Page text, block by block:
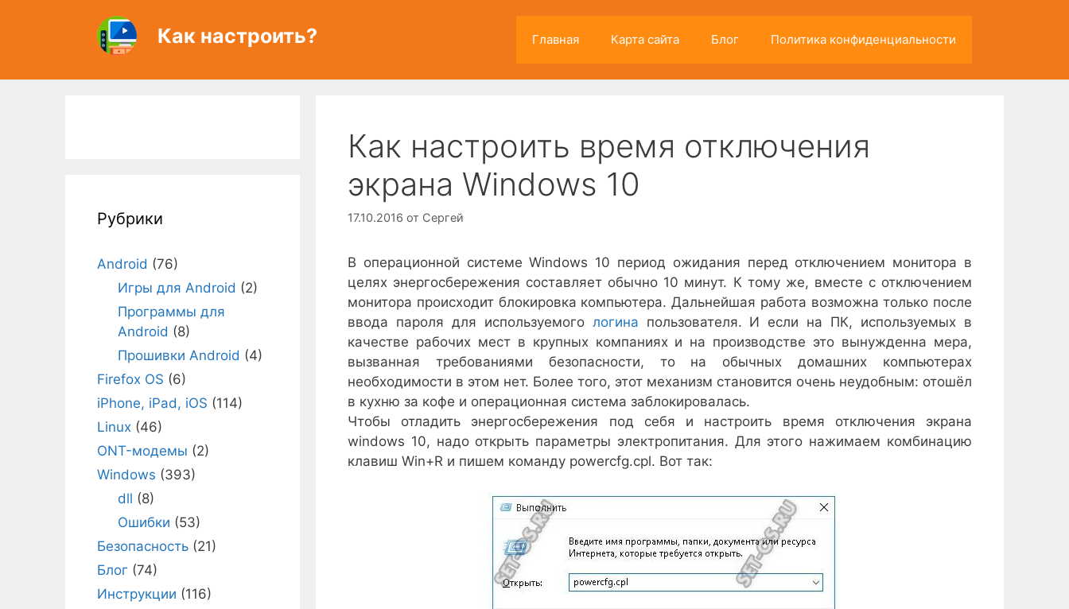
Как настроить? Главная Карта сайта Блог Политика конфиденциальности
Как настроить время отключения
экрана Windows 10
17.10.2016 от Сергей
В операционной системе Windows 10 период ожидания перед отключением монитора в
целях энергосбережения составляет обычно 10 минут. К тому же, вместе с отключением
монитора происходит блокировка компьютера. Дальнейшая работа возможна только после
ввода пароля для используемого логина пользователя. И если на ПК, используемых в
качестве рабочих мест в крупных компаниях и на производстве это вынужденна мера,
вызванная требованиями безопасности, то на обычных домашних компьютерах
необходимости в этом нет. Более того, этот механизм становится очень неудобным: отошёл
в кухню за кофе и операционная система заблокировалась.
Чтобы отладить энергосбережения под себя и настроить время отключения экрана
windows 10, надо открыть параметры электропитания. Для этого нажимаем комбинацию
клавиш Win+R и пишем команду powercfg.cpl. Вот так:
Рубрики
Android (76)
Игры для Android (2)
Программы для
Android (8)
Прошивки Android (4)
Firefox OS (6)
iPhone, iPad, iOS (114)
Linux (46)
ONT-модемы (2)
Windows (393)
dll (8)
Ошибки (53)
Безопасность (21)
Блог (74)
Инструкции (116)